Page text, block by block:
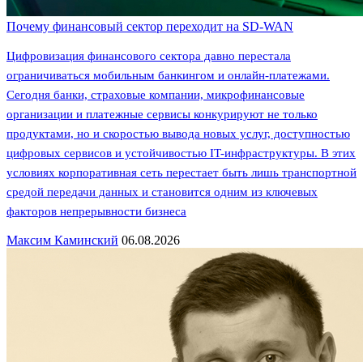
Почему финансовый сектор переходит на SD-WAN
Цифровизация финансового сектора давно перестала
ограничиваться мобильным банкингом и онлайн-платежами.
Сегодня банки, страховые компании, микрофинансовые
организации и платежные сервисы конкурируют не только
продуктами, но и скоростью вывода новых услуг, доступностью
цифровых сервисов и устойчивостью IT-инфраструктуры. В этих
условиях корпоративная сеть перестает быть лишь транспортной
средой передачи данных и становится одним из ключевых
факторов непрерывности бизнеса
Максим Каминский 06.08.2026